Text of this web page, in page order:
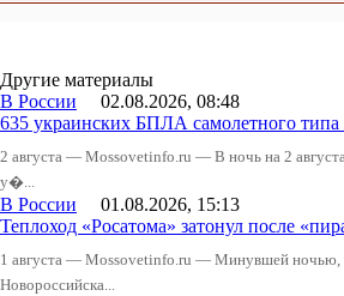
Другие материалы
В России 02.08.2026, 08:48
635 украинских БПЛА самолетного
2 августа — Mossovetinfo.ru — В ночь на 2
у�...
В России 01.08.2026, 15:13
Теплоход «Росатома» затонул после
1 августа — Mossovetinfo.ru — Минувшей ночью,
Новороссийска...